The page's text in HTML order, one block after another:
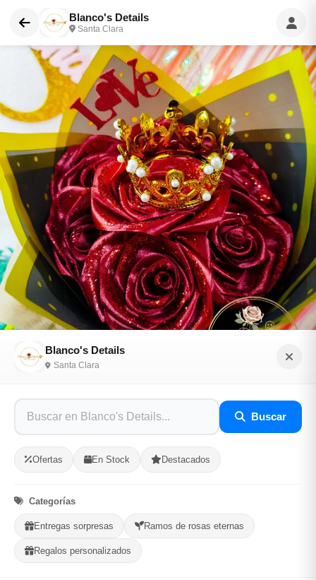
Blanco's Details
Santa Clara
Blanco's Details
Santa Clara
Buscar
Ofertas En Stock Destacados
Categorías
Entregas sorpresas Ramos de rosas eternas
Regalos personalizados
Ramo de 7 rosas eternas con corona y
purpurina
Sé el primero en opinar
SKU: BLAN-4AF56346
$4,800.00
En Stock